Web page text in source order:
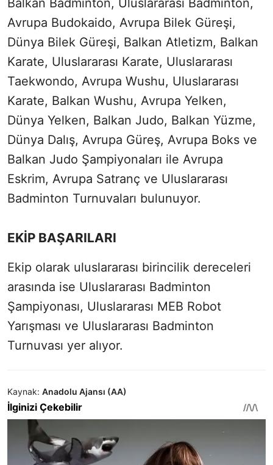
Avrupa Budokaido, Avrupa Bilek Güreşi,
Dünya Bilek Güreşi, Balkan Atletizm, Balkan
Karate, Uluslararası Karate, Uluslararası
Taekwondo, Avrupa Wushu, Uluslararası
Karate, Balkan Wushu, Avrupa Yelken,
Dünya Yelken, Balkan Judo, Balkan Yüzme,
Dünya Dalış, Avrupa Güreş, Avrupa Boks ve
Balkan Judo Şampiyonaları ile Avrupa
Eskrim, Avrupa Satranç ve Uluslararası
Badminton Turnuvaları bulunuyor.
EKİP BAŞARILARI
Ekip olarak uluslararası birincilik dereceleri
arasında ise Uluslararası Badminton
Şampiyonası, Uluslararası MEB Robot
Yarışması ve Uluslararası Badminton
Turnuvası yer alıyor.
Kaynak: Anadolu Ajansı (AA)